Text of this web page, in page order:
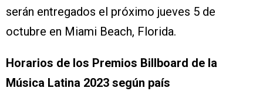
serán entregados el próximo jueves 5 de
octubre en Miami Beach, Florida.
Horarios de los Premios Billboard de la
Música Latina 2023 según país